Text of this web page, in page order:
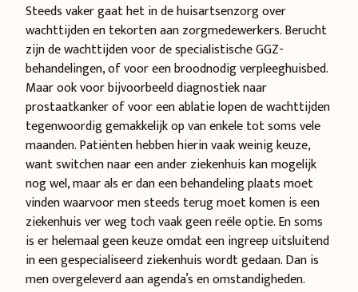
Steeds vaker gaat het in de huisartsenzorg over
wachttijden en tekorten aan zorgmedewerkers. Berucht
zijn de wachttijden voor de specialistische GGZ-
behandelingen, of voor een broodnodig verpleeghuisbed.
Maar ook voor bijvoorbeeld diagnostiek naar
prostaatkanker of voor een ablatie lopen de wachttijden
tegenwoordig gemakkelijk op van enkele tot soms vele
maanden. Patiënten hebben hierin vaak weinig keuze,
want switchen naar een ander ziekenhuis kan mogelijk
nog wel, maar als er dan een behandeling plaats moet
vinden waarvoor men steeds terug moet komen is een
ziekenhuis ver weg toch vaak geen reële optie. En soms
is er helemaal geen keuze omdat een ingreep uitsluitend
in een gespecialiseerd ziekenhuis wordt gedaan. Dan is
men overgeleverd aan agenda’s en omstandigheden.